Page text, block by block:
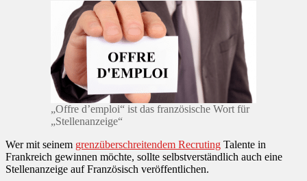
„Offre d’emploi“ ist das französische Wort für
„Stellenanzeige“
Wer mit seinem grenzüberschreitendem Recruting Talente in
Frankreich gewinnen möchte, sollte selbstverständlich auch eine
Stellenanzeige auf Französisch veröffentlichen.